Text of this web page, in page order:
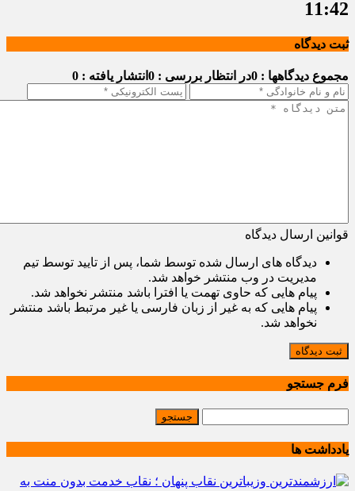
11:42
ثبت دیدگاه
مجموع دیدگاهها : 0 در انتظار بررسی : 0 انتشار یافته : 0
قوانین ارسال دیدگاه
دیدگاه های ارسال شده توسط شما، پس از تایید توسط تیم
مدیریت در وب منتشر خواهد شد.
پیام هایی که حاوی تهمت یا افترا باشد منتشر نخواهد شد.
پیام هایی که به غیر از زبان فارسی یا غیر مرتبط باشد منتشر
نخواهد شد.
ثبت دیدگاه
فرم جستجو
یادداشت ها